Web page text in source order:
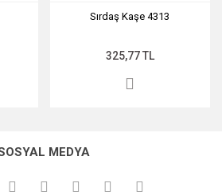
Sırdaş Kaşe 4313
325,77 TL
MEDYA